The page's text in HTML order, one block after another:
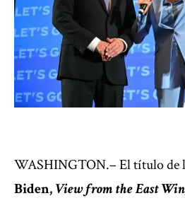
WASHINGTON.– El título de
Biden,View from the East